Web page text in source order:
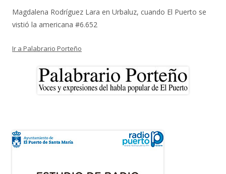
Magdalena Rodríguez Lara en Urbaluz, cuando El Puerto se
vistió la americana #6.652
Ir a Palabrario Porteño